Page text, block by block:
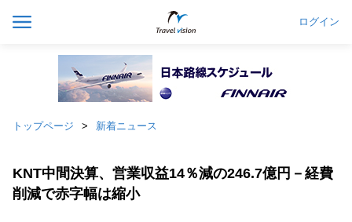
ログイン
トップページ 新着ニュース
KNT中間決算、営業収益14％減の246.7億円－経費
削減で赤字幅は縮小